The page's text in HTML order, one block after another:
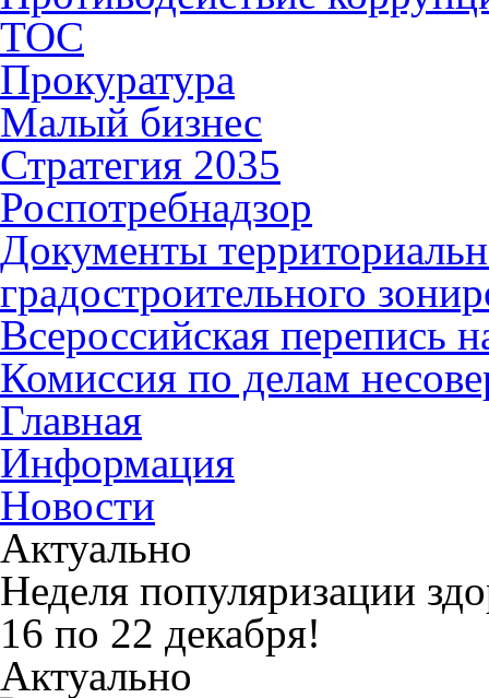
ТОС
Прокуратура
Малый бизнес
Стратегия 2035
Роспотребнадзор
Документы
градостроительного
Всероссийская перепись
Комиссия по делам
Главная
Информация
Новости
Актуально
Неделя популяризации
16 по 22 декабря!
Актуально